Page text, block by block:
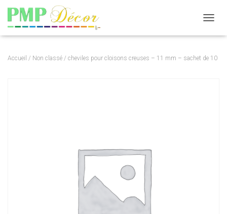
Accueil / Non classé / cheviles pour cloisons creuses – 11 mm – sachet de 10